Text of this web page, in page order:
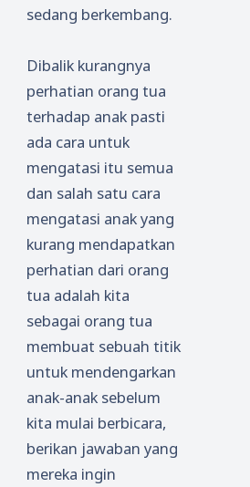
sedang berkembang.
Dibalik kurangnya
perhatian orang tua
terhadap anak pasti
ada cara untuk
mengatasi itu semua
dan salah satu cara
mengatasi anak yang
kurang mendapatkan
perhatian dari orang
tua adalah kita
sebagai orang tua
membuat sebuah titik
untuk mendengarkan
anak-anak sebelum
kita mulai berbicara,
berikan jawaban yang
mereka ingin